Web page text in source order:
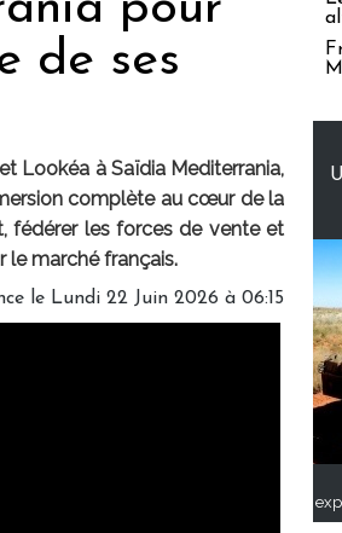
de ses
Lookéa à Saïdia Mediterrania,
complète au cœur de la
fédérer les forces de vente et
le marché français.
le Lundi 22 Juin 2026 à 06:15